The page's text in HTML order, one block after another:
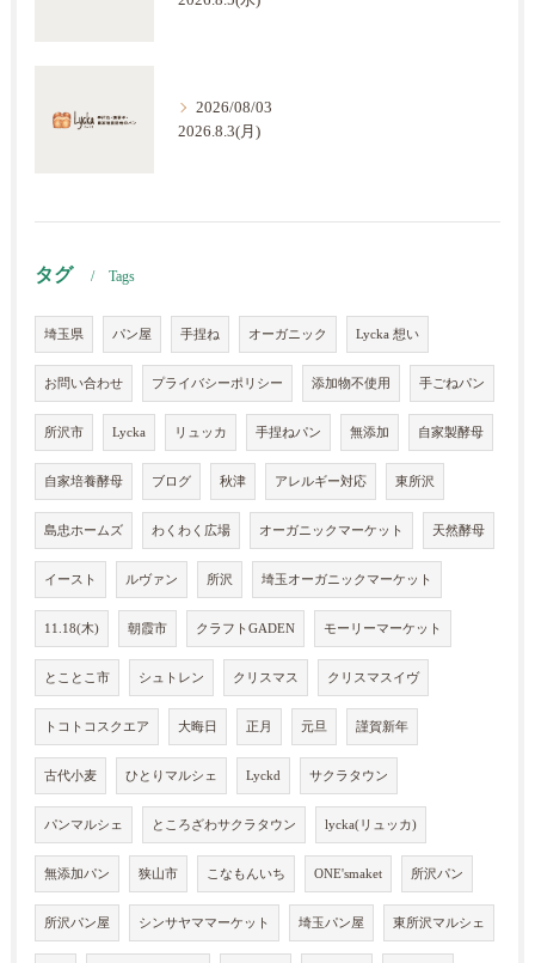
2026/08/03
2026.8.3(月)
タグ Tags
埼玉県 パン屋 手捏ね オーガニック Lycka 想い
お問い合わせ プライバシーポリシー 添加物不使用 手ごねパン
所沢市 Lycka リュッカ 手捏ねパン 無添加 自家製酵母
自家培養酵母 ブログ 秋津 アレルギー対応 東所沢
島忠ホームズ わくわく広場 オーガニックマーケット 天然酵母
イースト ルヴァン 所沢 埼玉オーガニックマーケット
11.18(木) 朝霞市 クラフトGADEN モーリーマーケット
とことこ市 シュトレン クリスマス クリスマスイヴ
トコトコスクエア 大晦日 正月 元旦 謹賀新年
古代小麦 ひとりマルシェ Lyckd サクラタウン
パンマルシェ ところざわサクラタウン lycka(リュッカ)
無添加パン 狭山市 こなもんいち ONE'smaket 所沢パン
所沢パン屋 シンサヤママーケット 埼玉パン屋 東所沢マルシェ